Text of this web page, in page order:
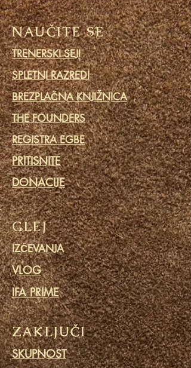
NAUČITE SE
TRENERSKI SEJI
SPLETNI RAZREDI
BREZPLAČNA KNJIŽNICA
THE FOUNDERS
REGISTRA EGBE
PRITISNITE
DONACIJE
GLEJ
IZČEVANJA
VLOG
IFA PRIME
ZAKLJUČI
SKUPNOST